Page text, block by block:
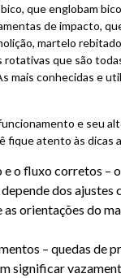
que englobam
de impacto,
martelo
que são
mais conhecidas e
e seu
fique atento às dicas
o fluxo corretos –
dos ajustes
as orientações do
– quedas de
significar